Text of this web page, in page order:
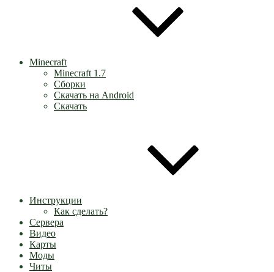
Minecraft
Minecraft 1.7
Сборки
Скачать на Android
Скачать
Инструкции
Как сделать?
Сервера
Видео
Карты
Моды
Читы